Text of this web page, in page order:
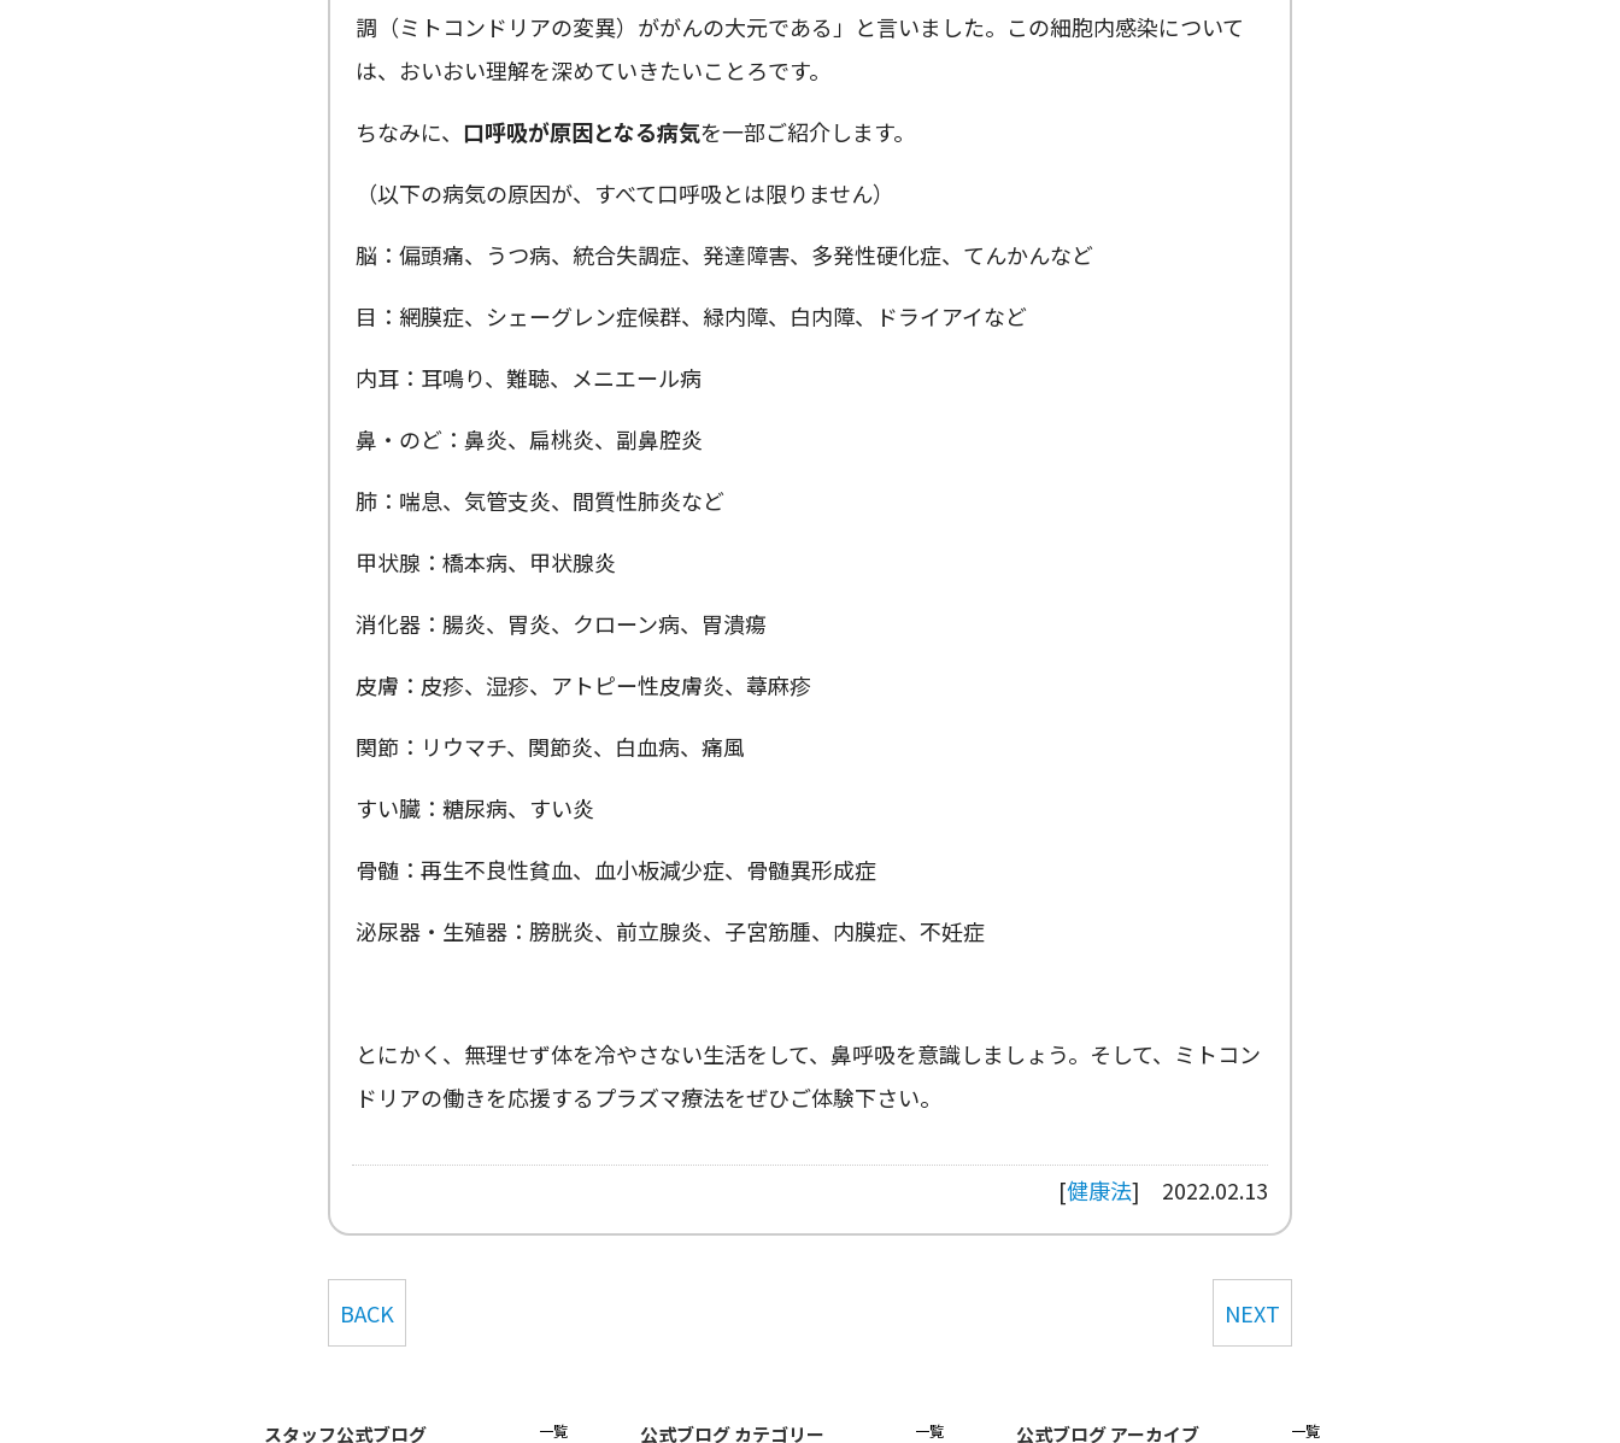
調（ミトコンドリアの変異）ががんの大元である」と言いました。この細胞内感染について
は、おいおい理解を深めていきたいことろです。
ちなみに、 口呼吸が原因となる病気を一部ご紹介します。
（以下の病気の原因が、すべて口呼吸とは限りません）
脳：偏頭痛、うつ病、統合失調症、発達障害、多発性硬化症、てんかんなど
目：網膜症、シェーグレン症候群、緑内障、白内障、ドライアイなど
内耳：耳鳴り、難聴、メニエール病
鼻・のど：鼻炎、扁桃炎、副鼻腔炎
肺：喘息、気管支炎、間質性肺炎など
甲状腺：橋本病、甲状腺炎
消化器：腸炎、胃炎、クローン病、胃潰瘍
皮膚：皮疹、湿疹、アトピー性皮膚炎、蕁麻疹
関節：リウマチ、関節炎、白血病、痛風
すい臓：糖尿病、すい炎
骨髄：再生不良性貧血、血小板減少症、骨髄異形成症
泌尿器・生殖器：膀胱炎、前立腺炎、子宮筋腫、内膜症、不妊症
とにかく、無理せず体を冷やさない生活をして、鼻呼吸を意識しましょう。そして、ミトコン
ドリアの働きを応援するプラズマ療法をぜひご体験下さい。
[健康法] 2022.02.13
BACK NEXT
スタッフ公式ブログ 一覧 公式ブログ カテゴリー 一覧 公式ブログ アーカイブ 一覧